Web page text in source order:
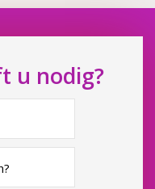
u nodig?